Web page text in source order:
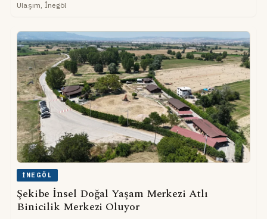
Ulaşım, İnegöl
İNEGÖL
Şekibe İnsel Doğal Yaşam Merkezi Atlı
Binicilik Merkezi Oluyor